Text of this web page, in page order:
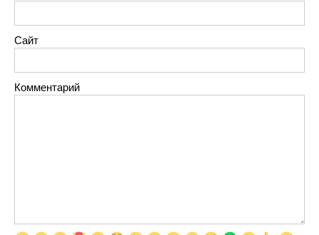
Сайт
Комментарий